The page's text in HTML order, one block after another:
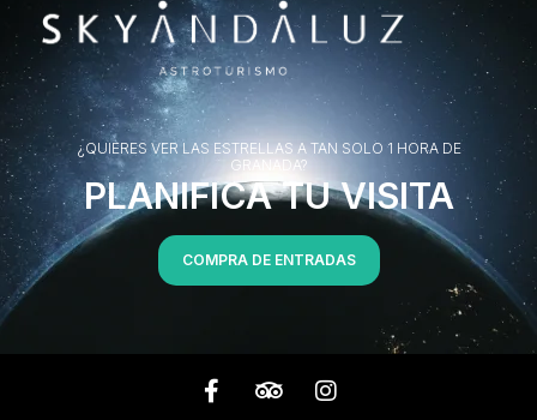
¿QUIERES VER LAS ESTRELLAS A TAN SOLO 1 HORA DE
GRANADA?
PLANIFICA TU VISITA
COMPRA DE ENTRADAS